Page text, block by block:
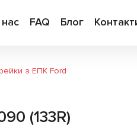
FAQ Блог
з ЕПК Ford
(133R)